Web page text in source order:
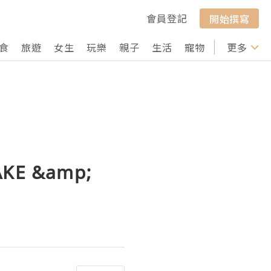
會員登記
開始撰寫
旅遊 女生 玩樂 親子 生活 寵物 行山 打卡
更多
&amp;